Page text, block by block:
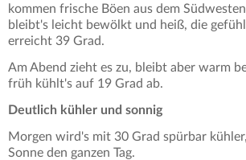
kommen frische Böen aus dem
bleibt's leicht bewölkt und heiß, die
erreicht 39 Grad.
Am Abend zieht es zu, bleibt aber warm
früh kühlt's auf 19 Grad ab.
Deutlich kühler und sonnig
Morgen wird's mit 30 Grad spürbar
Sonne den ganzen Tag.